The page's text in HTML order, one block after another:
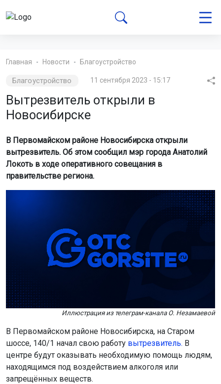
Главная Новости Благоустройство
Благоустройство 11 сентября 2023 - 15:17
Вытрезвитель открыли в
Новосибирске
В Первомайском районе Новосибирска открыли
вытрезвитель. Об этом сообщил мэр города Анатолий
Локоть в ходе оперативного совещания в
правительстве региона.
Иллюстрация из телеграм-канала О. Незамаевой
В Первомайском районе Новосибирска, на Старом
шоссе, 140/1 начал свою работу вытрезвитель. В
центре будут оказывать необходимую помощь людям,
находящимся под воздействием алкоголя или
запрещённых веществ.